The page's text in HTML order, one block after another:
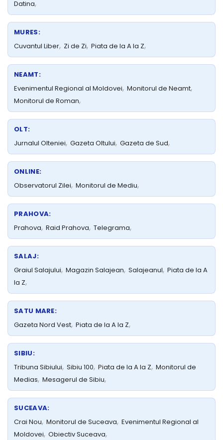
Datina,
MURES:
Cuvantul Liber, Zi de Zi, Piata de la A la Z,
NEAMT:
Evenimentul Regional al Moldovei, Monitorul de Neamt,
Monitorul de Roman,
OLT:
Jurnalul Olteniei, Gazeta Oltului, Gazeta de Sud,
ONLINE:
Observatorul Zilei, Monitorul de Mediu,
PRAHOVA:
Prahova, Raid Prahova, Telegrama,
SALAJ:
Graiul Salajului, Magazin Salajean, Salajeanul, Piata de la A
la Z,
SATU MARE:
Gazeta Nord Vest, Piata de la A la Z,
SIBIU:
Tribuna Sibiului, Sibiu 100, Piata de la A la Z, Monitorul de
Medias, Mesagerul de Sibiu,
SUCEAVA:
Crai Nou, Monitorul de Suceava, Evenimentul Regional al
Moldovei, Obiectiv Suceava,